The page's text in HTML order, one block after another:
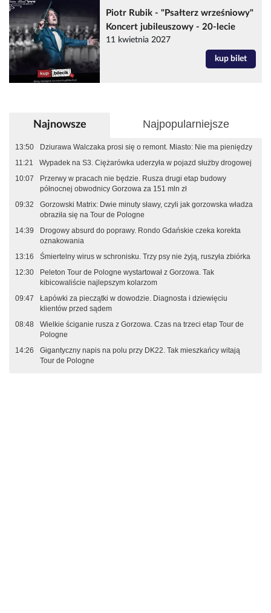
Piotr Rubik - "Psałterz wrześniowy"
Koncert jubileuszowy - 20-lecie
11 kwietnia 2027
kup bilet
Najnowsze Najpopularniejsze
13:50
Dziurawa Walczaka prosi się o remont. Miasto: Nie ma pieniędzy
11:21
Wypadek na S3. Ciężarówka uderzyła w pojazd służby drogowej
10:07
Przerwy w pracach nie będzie. Rusza drugi etap budowy
północnej obwodnicy Gorzowa za 151 mln zł
09:32
Gorzowski Matrix: Dwie minuty sławy, czyli jak gorzowska władza
obraziła się na Tour de Pologne
14:39
Drogowy absurd do poprawy. Rondo Gdańskie czeka korekta
oznakowania
13:16
Śmiertelny wirus w schronisku. Trzy psy nie żyją, ruszyła zbiórka
12:30
Peleton Tour de Pologne wystartował z Gorzowa. Tak
kibicowaliście najlepszym kolarzom
09:47
Łapówki za pieczątki w dowodzie. Diagnosta i dziewięciu
klientów przed sądem
08:48
Wielkie ściganie rusza z Gorzowa. Czas na trzeci etap Tour de
Pologne
14:26
Gigantyczny napis na polu przy DK22. Tak mieszkańcy witają
Tour de Pologne